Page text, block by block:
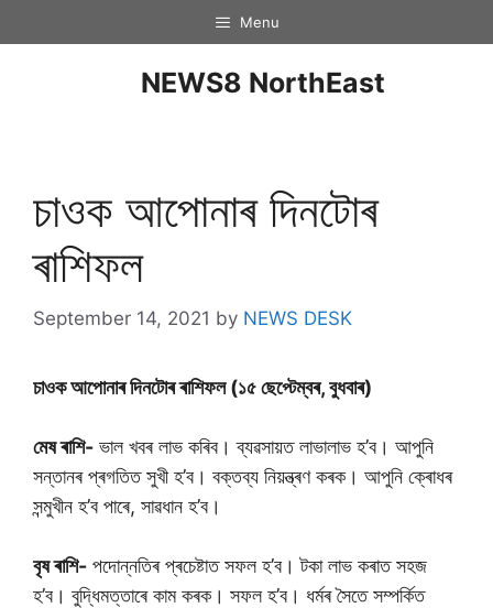
Menu
NEWS8 NorthEast
চাওক আপোনাৰ দিনটােৰ
ৰাশিফল
September 14, 2021 by NEWS DESK
চাওক আপােনাৰ দিনটােৰ ৰাশিফল (১৫ ছেপ্টেম্বৰ, বুধবাৰ)
মেষ ৰাশি- ভাল খবৰ লাভ কৰিব। ব্যৱসায়ত লাভালাভ হ’ব। আপুনি
সন্তানৰ প্ৰগতিত সুখী হ’ব। বক্তব্য নিয়ন্ত্ৰণ কৰক। আপুনি ক্ৰোধৰ
সন্মুখীন হ’ব পাৰে, সাৱধান হ’ব।
বৃষ ৰাশি- পদোন্নতিৰ প্ৰচেষ্টাত সফল হ’ব। টকা লাভ কৰাত সহজ
হ’ব। বুদ্ধিমত্তাৰে কাম কৰক। সফল হ’ব। ধৰ্মৰ সৈতে সম্পৰ্কিত